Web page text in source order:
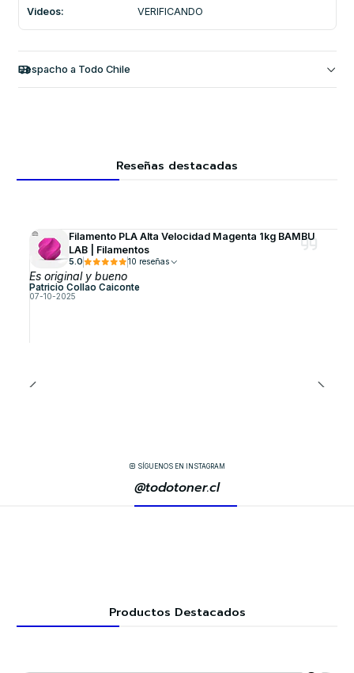
Videos: VERIFICANDO
Despacho a Todo Chile
Reseñas destacadas
Filamento PLA Alta Velocidad Magenta 1kg BAMBU
LAB | Filamentos
5.0 10 reseñas
Es original y bueno
Patricio Collao Caiconte
07-10-2025
SÍGUENOS EN INSTAGRAM
@todotoner.cl
Productos Destacados